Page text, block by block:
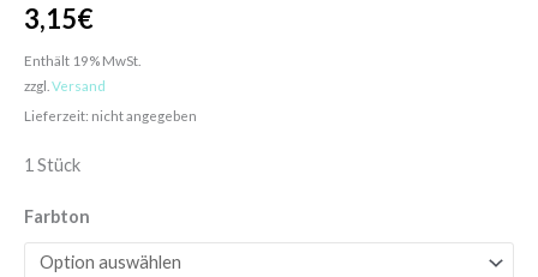
3,15€
Enthält 19% MwSt.
zzgl. Versand
Lieferzeit: nicht angegeben
1 Stück
Farbton